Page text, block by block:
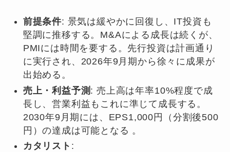
前提条件: 景気は緩やかに回復し、IT投資も
堅調に推移する。M&Aによる成長は続くが、
PMIには時間を要する。先行投資は計画通り
に実行され、2026年9月期から徐々に成果が
出始める。
売上・利益予測 : 売上高は年率10%程度で成
長し、営業利益もこれに準じて成長する。
2030年9月期には、EPS1,000円（分割後500
円）の達成は可能となる 。
カタリスト :